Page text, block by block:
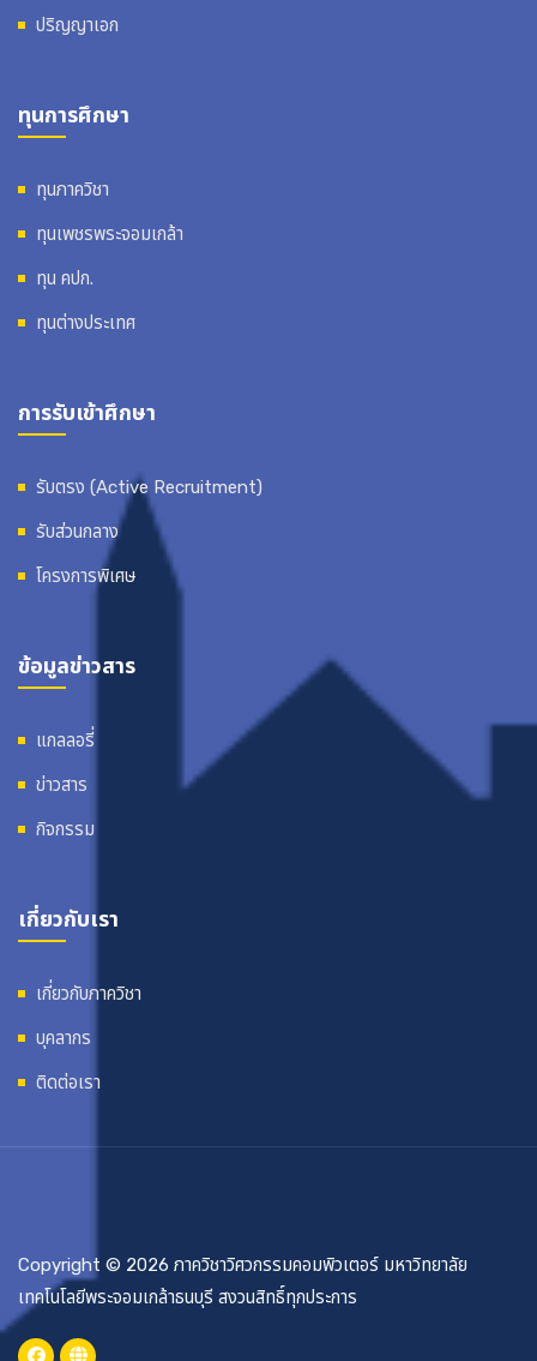
ปริญญาเอก
ทุนการศึกษา
ทุนภาควิชา
ทุนเพชรพระจอมเกล้า
ทุน คปก.
ทุนต่างประเทศ
การรับเข้าศึกษา
รับตรง (Active Recruitment)
รับส่วนกลาง
โครงการพิเศษ
ข้อมูลข่าวสาร
แกลลอรี่
ข่าวสาร
กิจกรรม
เกี่ยวกับเรา
เกี่ยวกับภาควิชา
บุคลากร
ติดต่อเรา
Copyright © 2026 ภาควิชาวิศวกรรมคอมพิวเตอร์ มหาวิทยาลัย
เทคโนโลยีพระจอมเกล้าธนบุรี สงวนสิทธิ์ทุกประการ